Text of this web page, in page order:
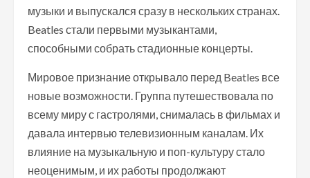
музыки и выпускался сразу в нескольких странах.
Beatles стали первыми музыкантами,
способными собрать стадионные концерты.
Мировое признание открывало перед Beatles все
новые возможности. Группа путешествовала по
всему миру с гастролями, снималась в фильмах и
давала интервью телевизионным каналам. Их
влияние на музыкальную и поп-культуру стало
неоценимым, и их работы продолжают